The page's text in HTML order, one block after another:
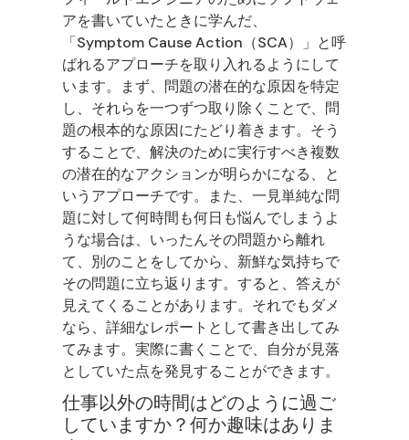
アを書いていたときに学んだ、
「Symptom Cause Action（SCA）」と呼
ばれるアプローチを取り入れるようにして
います。まず、問題の潜在的な原因を特定
し、それらを一つずつ取り除くことで、問
題の根本的な原因にたどり着きます。そう
することで、解決のために実行すべき複数
の潜在的なアクションが明らかになる、と
いうアプローチです。また、一見単純な問
題に対して何時間も何日も悩んでしまうよ
うな場合は、いったんその問題から離れ
て、別のことをしてから、新鮮な気持ちで
その問題に立ち返ります。すると、答えが
見えてくることがあります。それでもダメ
なら、詳細なレポートとして書き出してみ
てみます。実際に書くことで、自分が見落
としていた点を発見することができます。
仕事以外の時間はどのように過ご
していますか？何か趣味はありま